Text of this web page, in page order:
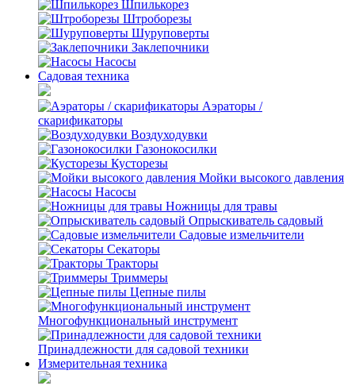
Шпилькорез
Штроборезы
Шуруповерты
Заклепочники
Насосы
Садовая техника
Аэраторы /
скарификаторы
Воздуходувки
Газонокосилки
Кусторезы
Мойки высокого давления
Насосы
Ножницы для травы
Опрыскиватель садовый
Садовые измельчители
Секаторы
Тракторы
Триммеры
Цепные пилы
Многофункциональный инструмент
Принадлежности для садовой техники
Измерительная техника